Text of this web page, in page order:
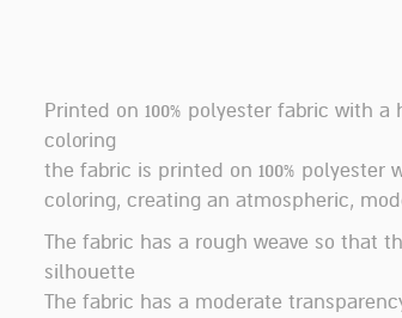
Printed on 100% polyester fabric with
coloring
the fabric is printed on 100%
coloring, creating an atmospheric,
The fabric has a rough weave so that
silhouette
The fabric has a moderate